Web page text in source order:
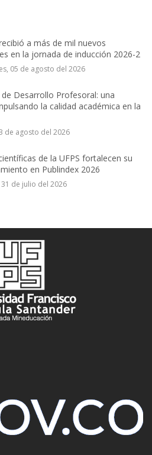
a más de mil nuevos
en la jornada de inducción 2026-2
05 de agosto del 2026
de Desarrollo Profesoral: una
la calidad académica en la
de agosto del 2026
de la UFPS fortalecen su
en Publindex 2026
de julio del 2026